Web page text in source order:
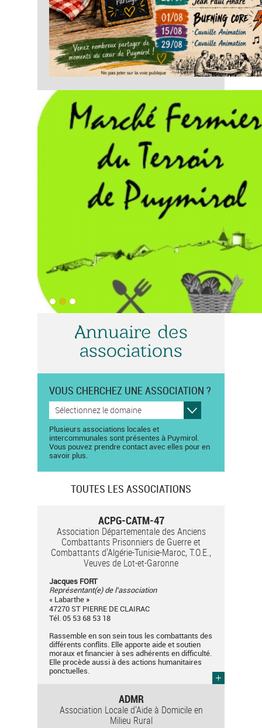
Annuaire des
associations
VOUS CHERCHEZ UNE ASSOCIATION ?
Sélectionnez le domaine
Plusieurs associations locales et
intercommunales sont présentes à Puymirol.
Vous pouvez prendre contact avec elles pour en
savoir plus.
TOUTES LES ASSOCIATIONS
ACPG-CATM-47
Association Départementale des Anciens
Combattants Prisonniers de Guerre et
Combattants d'Algérie-Tunisie-Maroc, T.O.E.,
Veuves de Lot-et-Garonne
Jacques FORT
Représentant(e) de l'association
« Labarthe »
47270 ST PIERRE DE CLAIRAC
Tél. 05 53 68 53 18
Rassemble en son sein tous les combattants des
différents conflits. Elle apporte aide et soutien
moraux et financier à ses adhérents en difficulté.
Elle procède aussi à des actions humanitaires
ponctuelles.
ADMR
Association Locale d'Aide à Domicile en
Milieu Rural